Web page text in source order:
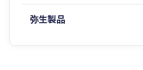
弥生製品